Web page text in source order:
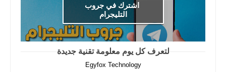
اشترك في جروب
التليجرام
لتعرف كل يوم معلومة تقنية جديدة
Egyfox Technology